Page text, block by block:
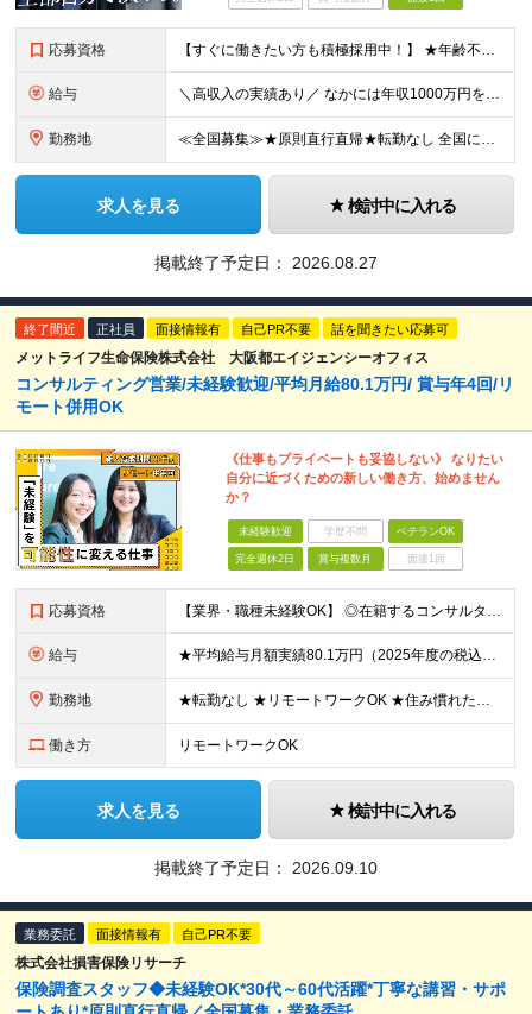
応募資格 【すぐに働きたい方も積極採用中！】 ★年齢不問…40代50代を中心に幅広い年齢層の方が活躍中です ★金融・保険業界の知識がある方 ★学歴不問 ≪異業種出身の未経験者も活躍しています≫ 調査員の半数以
給与 ＼高収入の実績あり／ なかには年収1000万円を超える方もいらっしゃいます！ 【完全出来高報酬制】 ★仕事に慣れるまで収入をサポート 1か月目：報酬が通常の2倍 2か月目：報酬が通常の1.5倍 ※災
勤務地 ≪全国募集≫★原則直行直帰★転勤なし 全国に55の拠点を展開していますので、現在お住いの地域で働けます。また、原則直行直帰で調査を行い、レポート作成はご自宅にて行うことができるため、自分のペースで働け
求人を見る 検討中に入れる
掲載終了予定日： 2026.08.27
終了間近 正社員 面接情報有 自己PR不要 話を聞きたい応募可
メットライフ生命保険株式会社 大阪都エイジェンシーオフィス
コンサルティング営業/未経験歓迎/平均月給80.1万円/ 賞与年4回/リ
モート併用OK
《仕事もプライベートも妥協しない》 なりたい
自分に近づくための新しい働き方、始めません
か？
未経験歓迎 学歴不問 ベテランOK
完全週休2日 賞与複数月 面接1回
応募資格 【業界・職種未経験OK】 ◎在籍するコンサルタントの多くが中途入社 ◎前職は介護士・アパレル店員・事務員など、未経験・異業種からの転職者90％以上！ ◎金融や保険の知識も不問 ◆高卒以上 ◆社会人経
給与 ★平均給与月額実績80.1万円（2025年度の税込定例給与実績となります） ◆初任給月給：20万円から35万円＋業績給＋賞与年4回（※個人業績による） ※初任給内訳／基本給10万円＋初期補給10万
勤務地 ★転勤なし ★リモートワークOK ★住み慣れた街で長く働き続けられます！ ■ご希望を考慮した上で勤務地を決定いたします ■地域のお客さまとの長期に亘る信頼関係を重視するため転勤無し。 ■U・Iタ
働き方 リモートワークOK
求人を見る 検討中に入れる
掲載終了予定日： 2026.09.10
業務委託 面接情報有 自己PR不要
株式会社損害保険リサーチ
保険調査スタッフ◆未経験OK*30代～60代活躍*丁寧な講習・サポ